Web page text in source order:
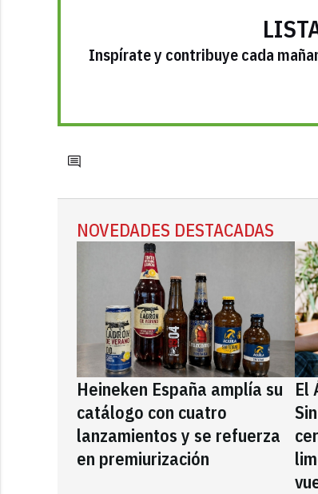
Inspírate y contribuye cada
NOVEDADES DESTACADAS
Heineken España amplía su
catálogo con cuatro
lanzamientos y se refuerza
en premiurización
El